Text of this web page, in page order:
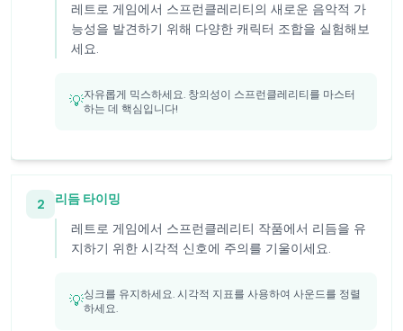
레트로 게임에서 스프런클레리티의 새로운 음악적 가
능성을 발견하기 위해 다양한 캐릭터 조합을 실험해보
세요.
💡자유롭게 믹스하세요. 창의성이 스프런클레리티를 마스터
하는 데 핵심입니다!
2
리듬 타이밍
레트로 게임에서 스프런클레리티 작품에서 리듬을 유
지하기 위한 시각적 신호에 주의를 기울이세요.
💡싱크를 유지하세요. 시각적 지표를 사용하여 사운드를 정렬
하세요.